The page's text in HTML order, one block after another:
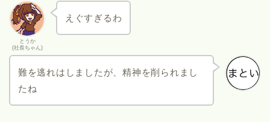
とうか
(社長ちゃん)
えぐすぎるわ
難を逃れはしましたが、精神を削られまし
たね